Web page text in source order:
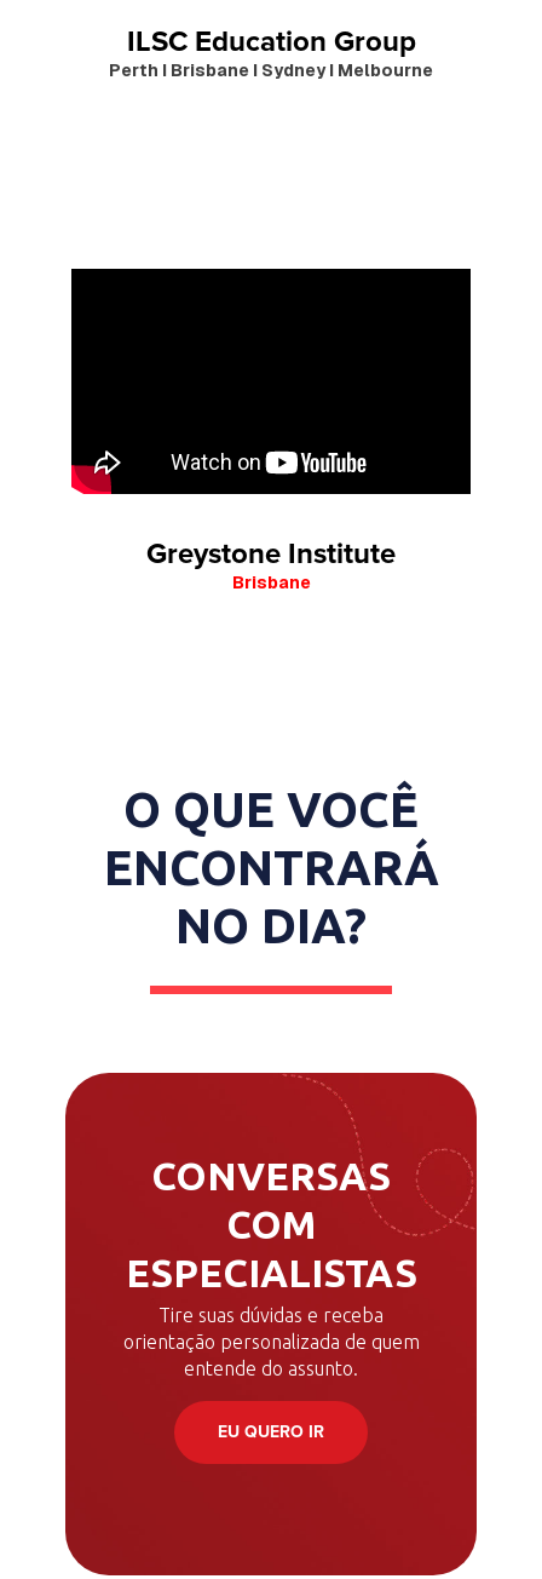
ILSC Education Group
Perth I Brisbane I Sydney I Melbourne
Greystone Institute
Brisbane
O QUE VOCÊ
ENCONTRARÁ
NO DIA?
CONVERSAS
COM
ESPECIALISTAS
Tire suas dúvidas e receba
orientação personalizada de quem
entende do assunto.
EU QUERO IR